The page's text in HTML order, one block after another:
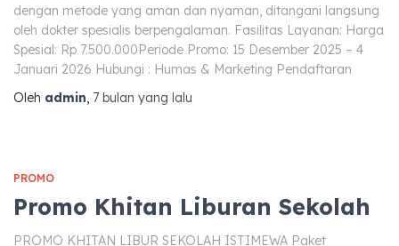
dengan metode yang aman dan nyaman, ditangani langsung
oleh dokter spesialis berpengalaman. Fasilitas Layanan: Harga
Spesial: Rp 7.500.000Periode Promo: 15 Desember 2025 – 4
Januari 2026 Hubungi : Humas & Marketing Pendaftaran
Oleh admin, 7 bulan yang lalu
PROMO
Promo Khitan Liburan Sekolah
PROMO KHITAN LIBUR SEKOLAH ISTIMEWA Paket